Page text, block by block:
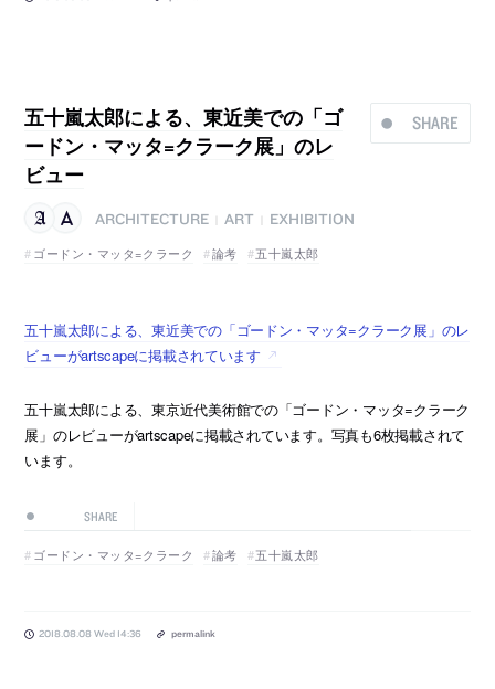
SHARE
五十嵐太郎による、東近美での「ゴ
ードン・マッタ=クラーク展」のレ
ビュー
ARCHITECTURE ART
EXHIBITION
ゴードン・マッタ=クラーク
論考 五十嵐太郎
五十嵐太郎による、東近美での「ゴードン・マッタ=クラーク展」のレ
ビューがartscapeに掲載されています
五十嵐太郎による、東京近代美術館での「ゴードン・マッタ=クラーク
展」のレビューがartscapeに掲載されています。写真も6枚掲載されて
います。
SHARE
ゴードン・マッタ=クラーク 論考 五十嵐太郎
2018.08.08 Wed 14:36 permalink